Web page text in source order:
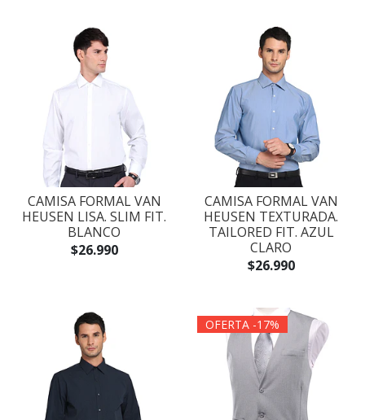
CAMISA FORMAL VAN
HEUSEN LISA. SLIM FIT.
BLANCO
$26.990
CAMISA FORMAL VAN
HEUSEN TEXTURADA.
TAILORED FIT. AZUL
CLARO
$26.990
OFERTA -17%